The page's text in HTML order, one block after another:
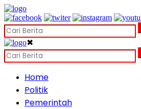
✖
Home
Politik
Pemerintah